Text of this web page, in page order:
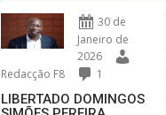
30 de
Janeiro de
2026
Redacção F8
1
LIBERTADO DOMINGOS